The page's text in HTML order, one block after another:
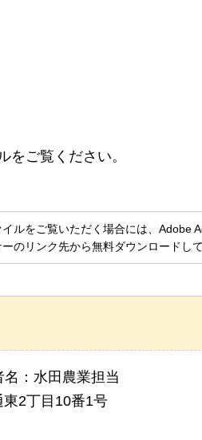
をご覧ください。
ルをご覧いただく場合には、Adobe
のリンク先から無料ダウンロードして
：水田農業担当
2丁目10番1号